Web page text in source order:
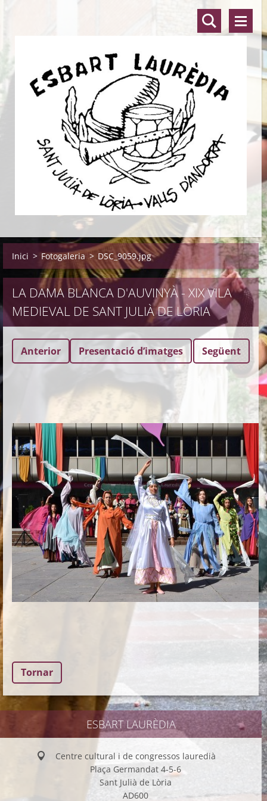
Inici > Fotogaleria > DSC_9059.jpg
LA DAMA BLANCA D'AUVINYÀ - XIX VILA
MEDIEVAL DE SANT JULIÀ DE LÒRIA
Anterior Presentació dʼimatges Següent
Tornar
ESBART LAURÈDIA
Centre cultural i de congressos lauredià
Plaça Germandat 4-5-6
Sant Julià de Lòria
AD600